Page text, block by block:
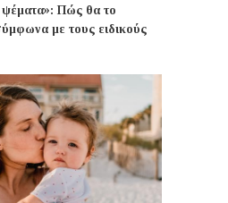
ψέματα»: Πώς θα το
με τους ειδικούς